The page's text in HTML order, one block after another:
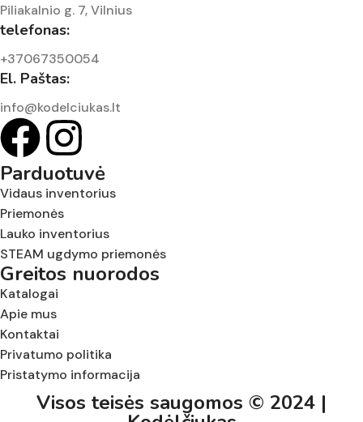
Piliakalnio g. 7, Vilnius
telefonas:
+37067350054
El. Paštas:
info@kodelciukas.lt
Parduotuvė
Vidaus inventorius
Priemonės
Lauko inventorius
STEAM ugdymo priemonės
Greitos nuorodos
Katalogai
Apie mus
Kontaktai
Privatumo politika
Pristatymo informacija
Visos teisės saugomos © 2024 |